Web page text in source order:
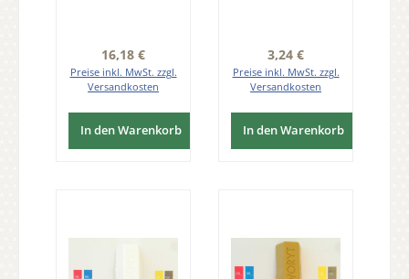
Regulärer Preis:
16,18 €
Preise inkl. MwSt. zzgl.
Versandkosten
In den Warenkorb
Regulärer Preis:
3,24 €
Preise inkl. MwSt. zzgl.
Versandkosten
In den Warenkorb